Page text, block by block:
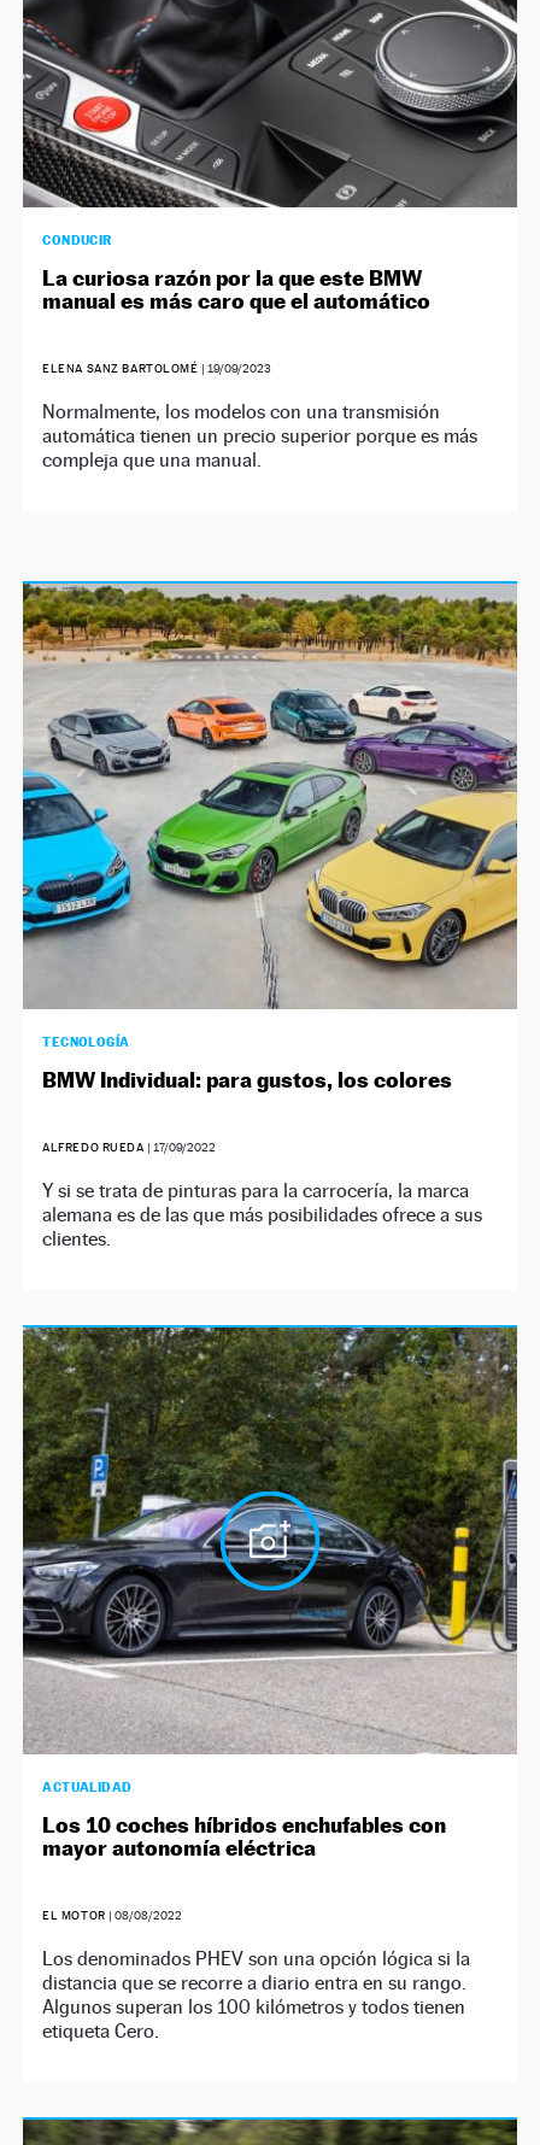
CONDUCIR
La curiosa razón por la que este BMW
manual es más caro que el automático
ELENA SANZ BARTOLOMÉ | 19/09/2023
Normalmente, los modelos con una transmisión
automática tienen un precio superior porque es más
compleja que una manual.
TECNOLOGÍA
BMW Individual: para gustos, los colores
ALFREDO RUEDA | 17/09/2022
Y si se trata de pinturas para la carrocería, la marca
alemana es de las que más posibilidades ofrece a sus
clientes.
ACTUALIDAD
Los 10 coches híbridos enchufables con
mayor autonomía eléctrica
EL MOTOR | 08/08/2022
Los denominados PHEV son una opción lógica si la
distancia que se recorre a diario entra en su rango.
Algunos superan los 100 kilómetros y todos tienen
etiqueta Cero.